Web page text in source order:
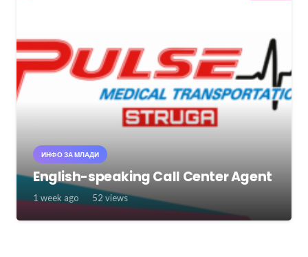
ИНФО ЗА МЛАДИ
English-speaking Call Center Agent
1 week ago 52 views